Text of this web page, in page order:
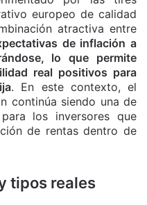
europeo de calidad
atractiva entre
de inflación a
lo que permite
real positivos para
. En este contexto, el
continúa siendo una de
los inversores que
de rentas dentro de
tipos reales